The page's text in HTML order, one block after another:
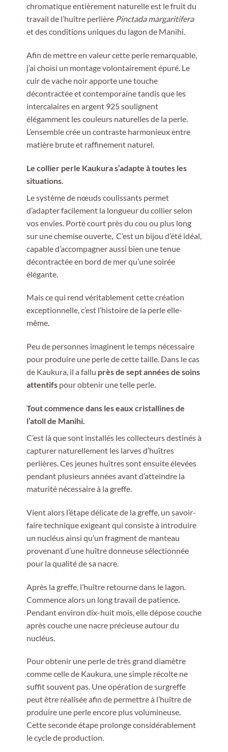
chromatique entièrement naturelle est le fruit du
travail de l’huître perlière Pinctada margaritifera
et des conditions uniques du lagon de Manihi.
Afin de mettre en valeur cette perle remarquable,
j’ai choisi un montage volontairement épuré. Le
cuir de vache noir apporte une touche
décontractée et contemporaine tandis que les
intercalaires en argent 925 soulignent
élégamment les couleurs naturelles de la perle.
L’ensemble crée un contraste harmonieux entre
matière brute et raffinement naturel.
Le collier perle Kaukura s’adapte à toutes les
situations.
Le système de nœuds coulissants permet
d’adapter facilement la longueur du collier selon
vos envies. Porté court près du cou ou plus long
sur une chemise ouverte, C’est un bijou d’été idéal,
capable d’accompagner aussi bien une tenue
décontractée en bord de mer qu’une soirée
élégante.
Mais ce qui rend véritablement cette création
exceptionnelle, c’est l’histoire de la perle elle-
même.
Peu de personnes imaginent le temps nécessaire
pour produire une perle de cette taille. Dans le cas
de Kaukura, il a fallu près de sept années de soins
attentifspour obtenir une telle perle.
Tout commence dans les eaux cristallines de
l’atoll de Manihi.
C’est là que sont installés les collecteurs destinés à
capturer naturellement les larves d’huîtres
perlières. Ces jeunes huîtres sont ensuite élevées
pendant plusieurs années avant d’atteindre la
maturité nécessaire à la greffe.
Vient alors l’étape délicate de la greffe, un savoir-
faire technique exigeant qui consiste à introduire
un nucléus ainsi qu’un fragment de manteau
provenant d’une huître donneuse sélectionnée
pour la qualité de sa nacre.
Après la greffe, l’huître retourne dans le lagon.
Commence alors un long travail de patience.
Pendant environ dix-huit mois, elle dépose couche
après couche une nacre précieuse autour du
nucléus.
Pour obtenir une perle de très grand diamètre
comme celle de Kaukura, une simple récolte ne
suffit souvent pas. Une opération de surgreffe
peut être réalisée afin de permettre à l’huître de
produire une perle encore plus volumineuse.
Cette seconde étape prolonge considérablement
le cycle de production.